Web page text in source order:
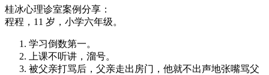
桂冰心理诊室案例分享：
程程，11 岁，小学六年级。
学习倒数第一。
上课不听讲，溜号。
被父亲打骂后，父亲走出房门，他就不出声地张嘴骂父